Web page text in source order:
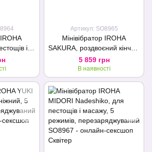
IROHA
і
Артикул: SO8965
Мінівібратор IROHA
SAKURA, роздвоєний кінчик,
5 режимів,
перезаряджуваний
5 859 грн
В наявності